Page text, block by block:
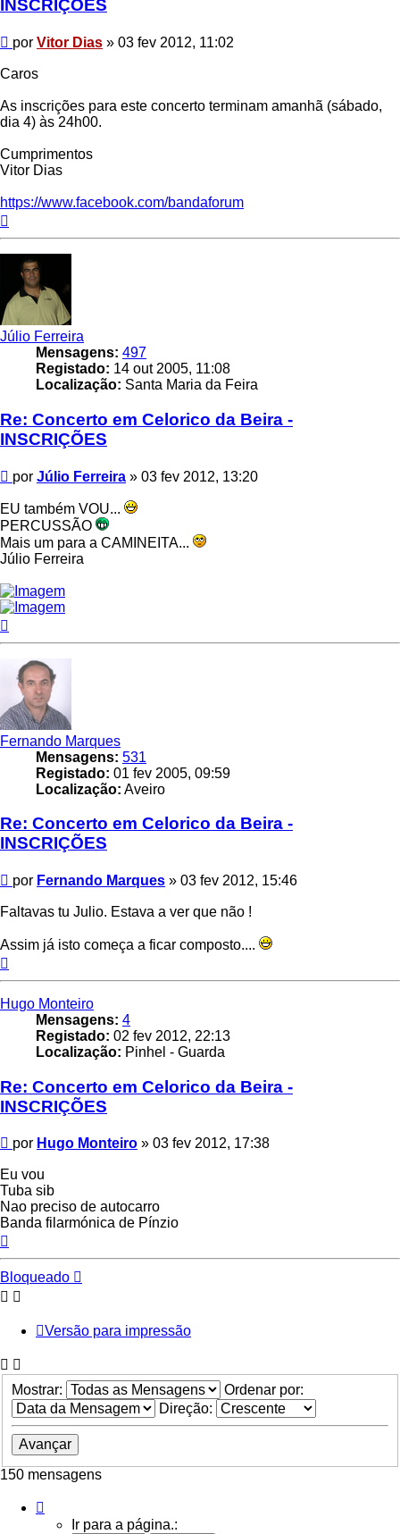
INSCRIÇÕES
Mensagem
por Vitor Dias » 03 fev 2012, 11:02
Caros
As inscrições para este concerto terminam amanhã (sábado,
dia 4) às 24h00.
Cumprimentos
Vitor Dias
https://www.facebook.com/bandaforum
Júlio Ferreira
Mensagens: 497
Registado: 14 out 2005, 11:08
Localização: Santa Maria da Feira
Re: Concerto em Celorico da Beira -
INSCRIÇÕES
Mensagem
por Júlio Ferreira » 03 fev 2012, 13:20
EU também VOU...
PERCUSSÃO
Mais um para a CAMINEITA...
Júlio Ferreira
Fernando Marques
Mensagens: 531
Registado: 01 fev 2005, 09:59
Localização: Aveiro
Re: Concerto em Celorico da Beira -
INSCRIÇÕES
Mensagem
por Fernando Marques » 03 fev 2012, 15:46
Faltavas tu Julio. Estava a ver que não !
Assim já isto começa a ficar composto....
Hugo Monteiro
Mensagens: 4
Registado: 02 fev 2012, 22:13
Localização: Pinhel - Guarda
Re: Concerto em Celorico da Beira -
INSCRIÇÕES
Mensagem
por Hugo Monteiro » 03 fev 2012, 17:38
Eu vou
Tuba sib
Nao preciso de autocarro
Banda filarmónica de Pínzio
Bloqueado
Versão para impressão
Mostrar:
Ordenar por:
Direção:
150 mensagens
Ir para a página.: